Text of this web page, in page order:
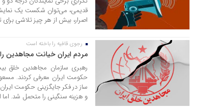
قدیمی، می‌توان شکست یک نمایش
اصرار، بیش از هر چیز تلاشی
رجوی قافیه را باخته است
مردم ایران خیانت مجاهدین
ساز در فکر جایگزینی حکومت
و هزینه سنگینی را متحمل شد.